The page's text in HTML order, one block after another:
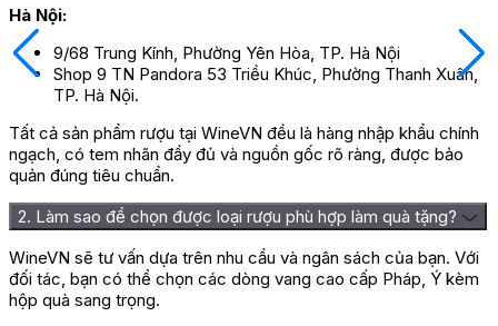
Hà Nội:
9/68 Trung Kính, Phường Yên Hòa, TP. Hà Nội
Shop 9 TN Pandora 53 Triều Khúc, Phường Thanh Xuân,
TP. Hà Nội.
Tất cả sản phẩm rượu tại WineVN đều là hàng nhập khẩu chính
ngạch, có tem nhãn đầy đủ và nguồn gốc rõ ràng, được bảo
quản đúng tiêu chuẩn.
2. Làm sao để chọn được loại rượu phù hợp làm quà tặng?
WineVN sẽ tư vấn dựa trên nhu cầu và ngân sách của bạn. Với
đối tác, bạn có thể chọn các dòng vang cao cấp Pháp, Ý kèm
hộp quà sang trọng.